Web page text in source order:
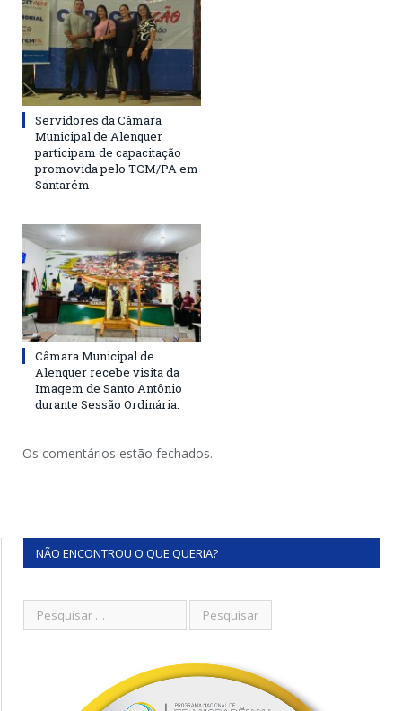
Servidores da Câmara
Municipal de Alenquer
participam de capacitação
promovida pelo TCM/PA em
Santarém
Câmara Municipal de
Alenquer recebe visita da
Imagem de Santo Antônio
durante Sessão Ordinária.
Os comentários estão fechados.
NÃO ENCONTROU O QUE QUERIA?